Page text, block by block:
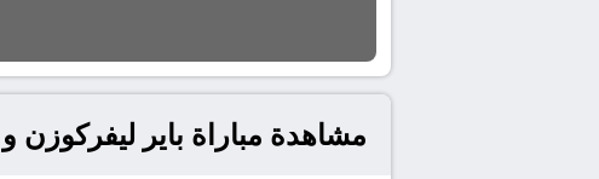
مشاهدة مباراة باير ليفركوزن و أوغسبورغ بتاريخ 2026-04-